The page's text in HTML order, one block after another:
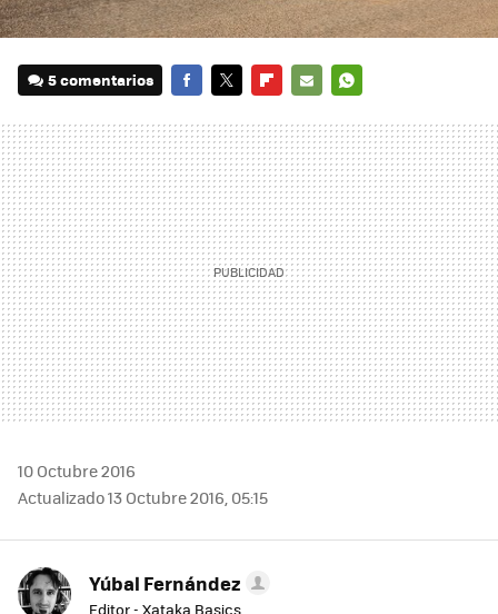
5 comentarios
MAIL
10 Octubre 2016
Actualizado 13 Octubre 2016, 05:15
Yúbal Fernández
Editor - Xataka Basics